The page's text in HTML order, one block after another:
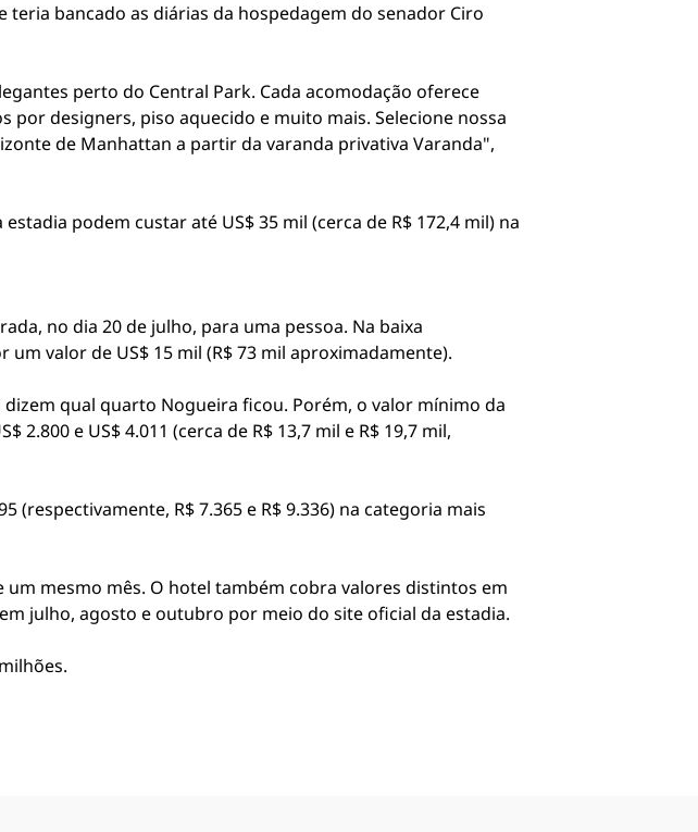
bancado as diárias da hospedagem do senador Ciro
perto do Central Park. Cada acomodação oferece
por designers, piso aquecido e muito mais. Selecione nossa
de Manhattan a partir da varanda privativa Varanda",
podem custar até US$ 35 mil (cerca de R$ 172,4 mil) na
no dia 20 de julho, para uma pessoa. Na baixa
valor de US$ 15 mil (R$ 73 mil aproximadamente).
qual quarto Nogueira ficou. Porém, o valor mínimo da
e US$ 4.011 (cerca de R$ 13,7 mil e R$ 19,7 mil,
(respectivamente, R$ 7.365 e R$ 9.336) na categoria mais
mesmo mês. O hotel também cobra valores distintos em
julho, agosto e outubro por meio do site oficial da estadia.